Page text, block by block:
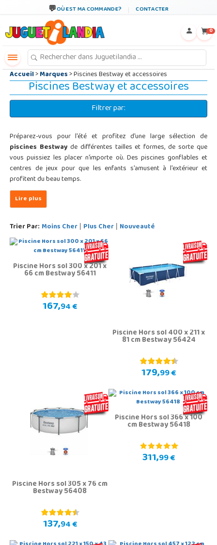
OÙ EST MA COMMANDE? CONTACTER
0
Accueil>Marques> Piscines Bestway et accessoires
Piscines Bestway et accessoires
Filtrer par:
Préparez-vous pour l'été et profitez d'une large sélection de
piscines Bestwayde différentes tailles et formes, de sorte que
vous puissiez les placer n'importe où. Des piscines gonflables et
centres de jeux pour que les enfants s'amusent à l'extérieur et
profitent du beau temps.
Trier Par: Moins Cher | Plus Cher | Nouveauté
Piscine Hors sol 300 x 201 x
66 cm Bestway 56411
167,94 €
Piscine Hors sol 400 x 211 x
81 cm Bestway 56424
179,99 €
Piscine Hors sol 305 x 76 cm
Bestway 56408
137,94 €
Piscine Hors sol 366 x 100
cm Bestway 56418
311,99 €